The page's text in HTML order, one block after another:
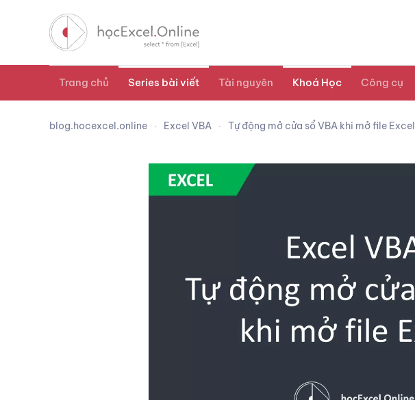
Trang chủ Series bài viết Tài nguyên Khoá Học Công cụ
blog.hocexcel.online Excel VBA Tự động mở cửa sổ VBA khi mở file Excel